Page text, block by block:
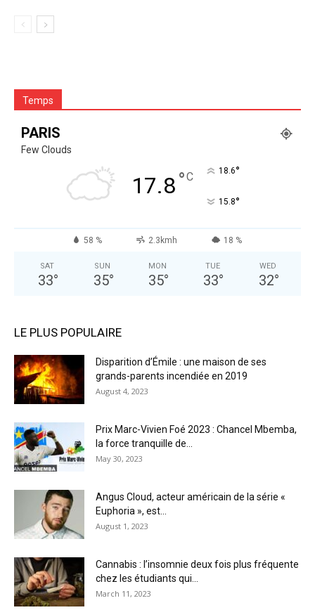
Temps
PARIS
Few Clouds
17.8°C 18.6°
15.8°
58 % 2.3kmh 18 %
SAT
33°
SUN
35°
MON
35°
TUE
33°
WED
32°
LE PLUS POPULAIRE
Disparition d’Émile : une maison de ses
grands-parents incendiée en 2019
August 4, 2023
Prix Marc-Vivien Foé 2023 : Chancel Mbemba,
la force tranquille de...
May 30, 2023
Angus Cloud, acteur américain de la série «
Euphoria », est...
August 1, 2023
Cannabis : l’insomnie deux fois plus fréquente
chez les étudiants qui...
March 11, 2023